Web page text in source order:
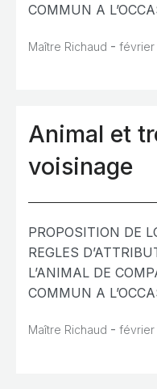
COMMUN A
Maître Richaud - février
Animal et
voisinage
PROPOSITION DE
REGLES
L’ANIMAL DE
COMMUN A
Maître Richaud - février